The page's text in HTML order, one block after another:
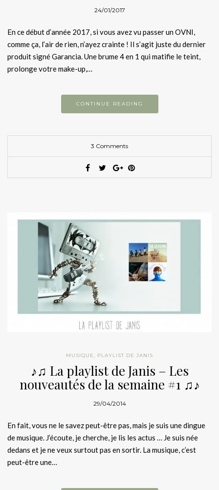
24/01/2017
En ce début d’année 2017, si vous avez vu passer un OVNI,
comme ça, l’air de rien, n’ayez crainte ! Il s’agit juste du dernier
produit signé Garancia. Une brume 4 en 1 qui matifie le teint,
prolonge votre make-up,…
CONTINUE READING
3 Comments
MUSIQUE, PLAYLIST DE JANIS
♪♫ La playlist de Janis – Les
nouveautés de la semaine #1 ♫♪
29/04/2014
En fait, vous ne le savez peut-être pas, mais je suis une dingue
de musique. J’écoute, je cherche, je lis les actus … Je suis née
dedans et je ne veux surtout pas en sortir. La musique, c’est
peut-être une…